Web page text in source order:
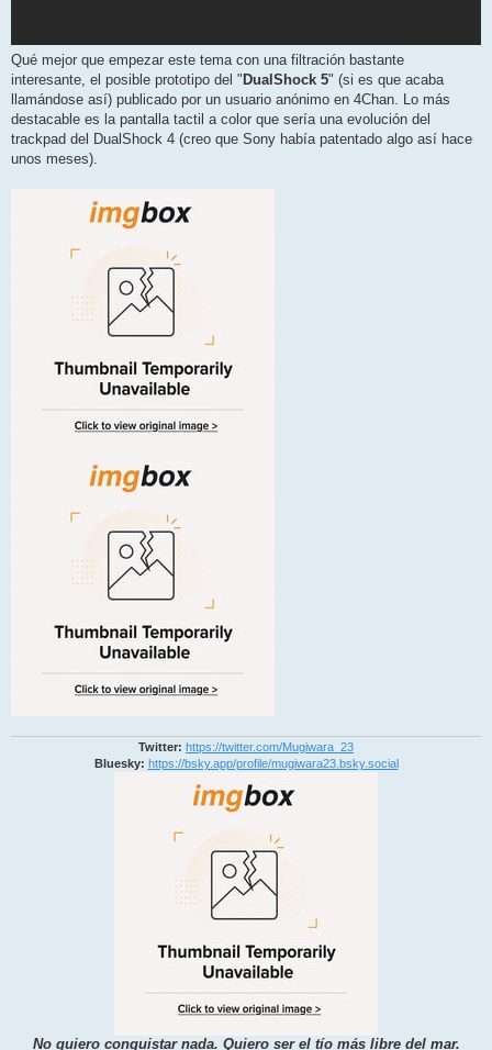
Qué mejor que empezar este tema con una filtración bastante
interesante, el posible prototipo del " DualShock 5" (si es que acaba
llamándose así) publicado por un usuario anónimo en 4Chan. Lo más
destacable es la pantalla tactil a color que sería una evolución del
trackpad del DualShock 4 (creo que Sony había patentado algo así hace
unos meses).
Twitter: https://twitter.com/Mugiwara_23
Bluesky: https://bsky.app/profile/mugiwara23.bsky.social
No quiero conquistar nada. Quiero ser el tío más libre del mar.